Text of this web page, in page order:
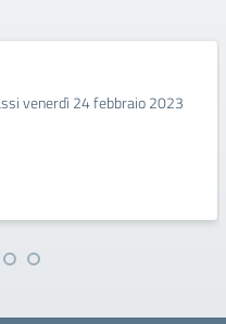
venerdì 24 febbraio 2023